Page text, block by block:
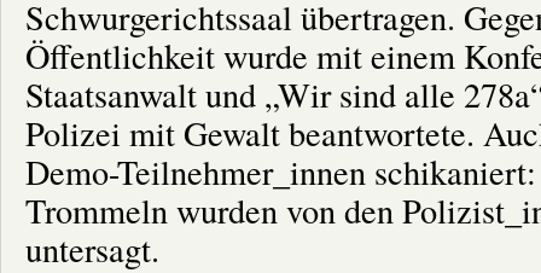
Schwurgerichtssaal übertragen.
Öffentlichkeit wurde mit einem
Staatsanwalt und „Wir sind alle
Polizei mit Gewalt beantwortete.
Demo-Teilnehmer_innen
Trommeln wurden von den
untersagt.